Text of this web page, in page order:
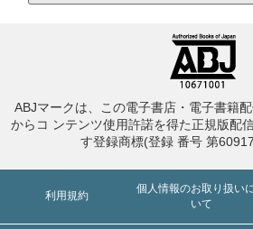
ABJマークは、この電子書店・電子書籍
からコ ンテンツ使用許諾を得た正規版配
す登録商標(登録 番号 第
利用規約
個人情報のお取り扱い
いて